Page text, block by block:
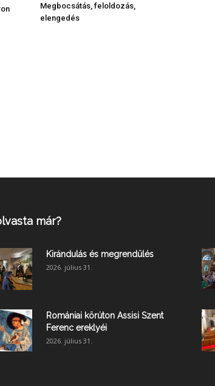
Megbocsátás, feloldozás,
elengedés
már?
Kirándulás és megrendülés
2026. július 31.
Romániai körúton Assisi Szent
Ferenc ereklyéi
2026. július 31.